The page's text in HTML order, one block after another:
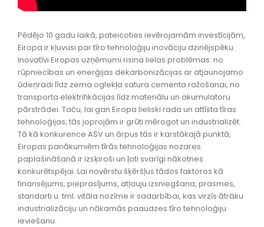
Pēdējo 10 gadu laikā, pateicoties ievērojamām investīcijām,
Eiropa ir kļuvusi par tīro tehnoloģiju inovāciju dzinējspēku.
Inovatīvi Eiropas uzņēmumi risina lielas problēmas: no
rūpniecības un enerģijas dekarbonizācijas ar atjaunojamo
ūdeņradi līdz zema oglekļa satura cementa ražošanai, no
transporta elektrifikācijas līdz materiālu un akumulatoru
pārstrādei. Taču, lai gan Eiropa lieliski rada un attīsta tīras
tehnoloģijas, tās joprojām ir grūti mērogot un industrializēt.
Tā kā konkurence ASV un ārpus tās ir karstākajā punktā,
Eiropas panākumiēm tīrās tehnoloģijas nozares
paplašināšanā ir izsķiroši un ļoti svarīgi nākotnes
konkurētspējai. Lai novērstu šķēršļus tādos faktoros kā
finansējums, pieprasījums, atļauju izsniegšana, prasmes,
standarti u. tml. vitāla nozīme ir sadarbībai, kas virzīs ātrāku
industrializāciju un nākamās paaudzes tīro tehnoloģiju
ieviešanu.